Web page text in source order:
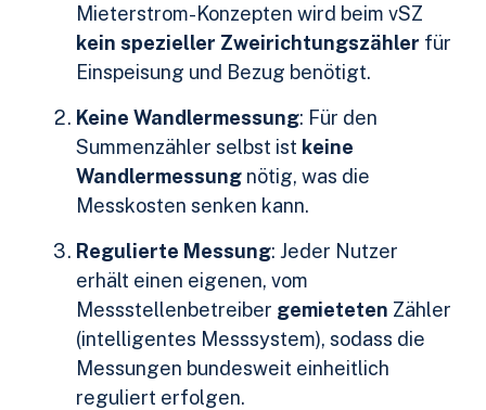
Mieterstrom-Konzepten wird beim vSZ
kein spezieller Zweirichtungszähler für
Einspeisung und Bezug benötigt.
Keine Wandlermessung: Für den
Summenzähler selbst ist keine
Wandlermessung nötig, was die
Messkosten senken kann.
Regulierte Messung: Jeder Nutzer
erhält einen eigenen, vom
Messstellenbetreiber gemieteten Zähler
(intelligentes Messsystem), sodass die
Messungen bundesweit einheitlich
reguliert erfolgen.